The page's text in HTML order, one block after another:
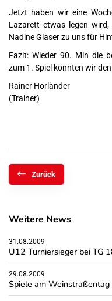
Jetzt haben wir eine
Lazarett etwas legen
Nadine Glaser zu uns für
Fazit: Wieder 90. Min die
zum 1. Spiel konnten wir
Rainer Horländer
(Trainer)
Zurück
Weitere News
31.08.2009
U12 Turniersieger bei TG
29.08.2009
Spiele am Weinstraßentag